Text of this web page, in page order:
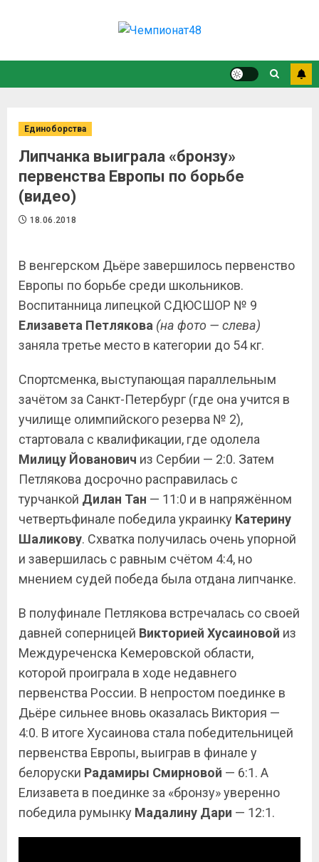
Единоборства
Липчанка выиграла «бронзу»
первенства Европы по борьбе
(видео)
18.06.2018
В венгерском Дьёре завершилось первенство
Европы по борьбе среди школьников.
Воспитанница липецкой СДЮСШОР № 9
Елизавета Петлякова (на фото — слева)
заняла третье место в категории до 54 кг.
Спортсменка, выступающая параллельным
зачётом за Санкт-Петербург (где она учится в
училище олимпийского резерва № 2),
стартовала с квалификации, где одолела
Милицу Йованович из Сербии — 2:0. Затем
Петлякова досрочно расправилась с
турчанкой Дилан Тан — 11:0 и в напряжённом
четвертьфинале победила украинку Катерину
Шаликову. Схватка получилась очень упорной
и завершилась с равным счётом 4:4, но
мнением судей победа была отдана липчанке.
В полуфинале Петлякова встречалась со своей
давней соперницей Викторией Хусаиновой из
Междуреченска Кемеровской области,
которой проиграла в ходе недавнего
первенства России. В непростом поединке в
Дьёре сильнее вновь оказалась Виктория —
4:0. В итоге Хусаинова стала победительницей
первенства Европы, выиграв в финале у
белоруски Радамиры Смирновой — 6:1. А
Елизавета в поединке за «бронзу» уверенно
победила румынку Мадалину Дари — 12:1.